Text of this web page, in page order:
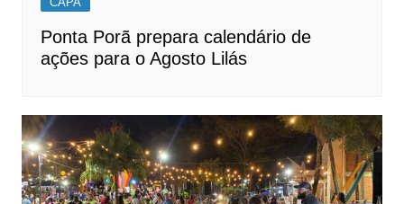
Ponta Porã prepara calendário de
ações para o Agosto Lilás